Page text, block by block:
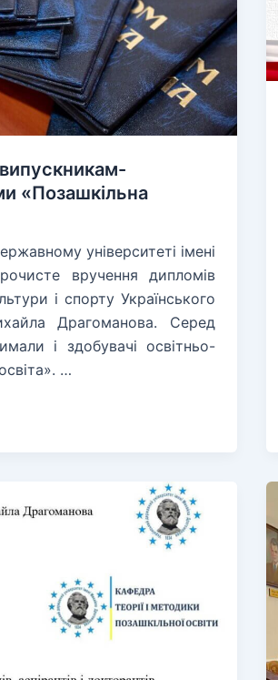
«Позашкільна
університеті імені
вручення дипломів
і спорту Українського
Драгоманова. Серед
і здобувачі освітньо-
…